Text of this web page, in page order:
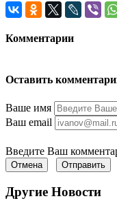
Комментарии
Оставить
Ваше имя
Ваш email
Введите Ваш
Отмена Отправить
Другие Новости